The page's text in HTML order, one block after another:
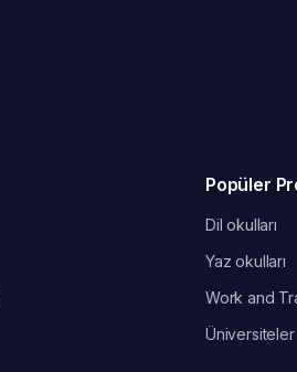
Popüler
Dil okulları
Yaz okulları
Work and
Üniversiteler